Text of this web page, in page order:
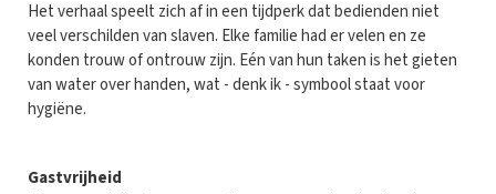
Het verhaal speelt zich af in een tijdperk dat bedienden niet
veel verschilden van slaven. Elke familie had er velen en ze
konden trouw of ontrouw zijn. Eén van hun taken is het gieten
van water over handen, wat - denk ik - symbool staat voor
hygiëne.
Gastvrijheid